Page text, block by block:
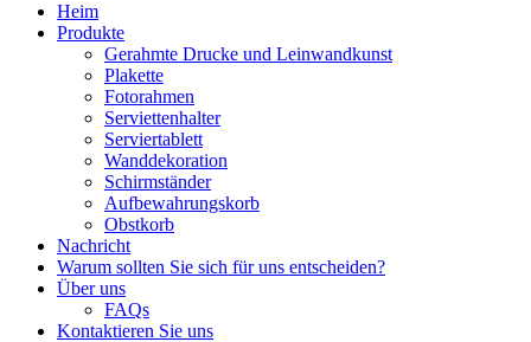
Heim
Produkte
Gerahmte Drucke und Leinwandkunst
Plakette
Fotorahmen
Serviettenhalter
Serviertablett
Wanddekoration
Schirmständer
Aufbewahrungskorb
Obstkorb
Nachricht
Warum sollten Sie sich für uns entscheiden?
Über uns
FAQs
Kontaktieren Sie uns